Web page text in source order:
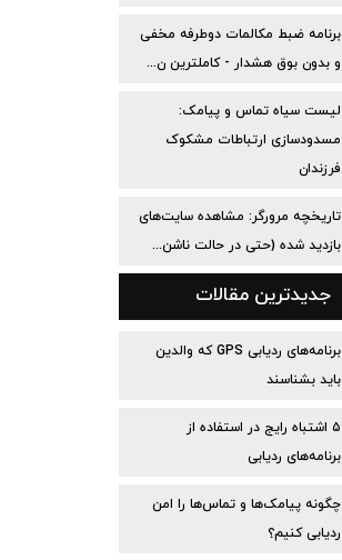
برنامه ضبط مکالمات دوطرفه مخفی
و بدون بوق هشدار - کاملترین ن...
لیست سیاه تماس و پیامک:
مسدودسازی ارتباطات مشکوک
فرزندان
تاریخچه مرورگر: مشاهده سایت‌های
بازدید شده (حتی در حالت ناشن...
جدیدترین مقالات
برنامه‌های ردیابی GPS که والدین
باید بشناسند
۵ اشتباه رایج در استفاده از
برنامه‌های ردیابی
چگونه پیامک‌ها و تماس‌ها را امن
ردیابی کنیم؟